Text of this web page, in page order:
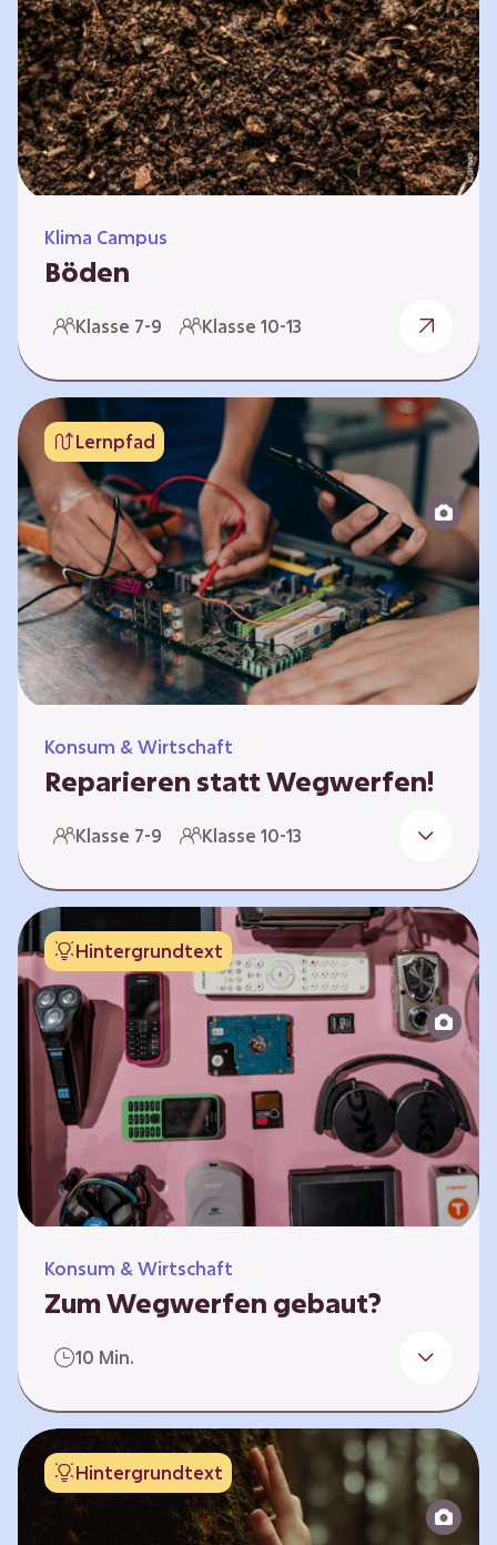
Klima Campus
Böden
Warum gesunde Böden unsere Zukunft
sichern Im Folgenden werden vier
Boden“, „Fähigkeiten von Böden“, „Folgen
belasteter Böden“ und „Schutz und Erhalt von
Böden“. Die Kurse richten sich direkt an
Lehrende und können selbstständig und
zeitlich unabhängig erarbeitet werden. Die
Kurse sind voneinander unabhängig.
Spielerisch nähern sich die Kurse der Frage,
warum…
Klasse 7-9 Klasse 10-13
Lernpfad
Konsum & Wirtschaft
Reparieren statt Wegwerfen!
Elektronische Geräte sind Teil unseres Alltags,
sei es das Handy in der Hosentasche oder die
Doch die wertvollen Bestandteile, aus denen
die Geräte bestehen, sind uns oft nicht
bekannt. Die Lernenden setzen sich mit den
Herausforderungen für die Umwelt von der
Produktion bis zur Entsorgung auseinander.
Sie entwickeln Ideen, was…
Klasse 7-9 Klasse 10-13
Hintergrundtext
Konsum & Wirtschaft
Zum Wegwerfen gebaut?
Für die Herstellung der Produkte werden
wertvolle Rohstoffe und Energie benötigt.
gegen neue ausgetauscht.
Verbraucherschutzorganisationen und die
Politik fordern unter anderem das „Recht auf
Reparatur“.
10 Min.
Hintergrundtext